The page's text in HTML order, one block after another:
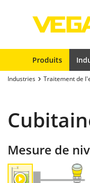
Produits
Industries Traitement de
Mesure de